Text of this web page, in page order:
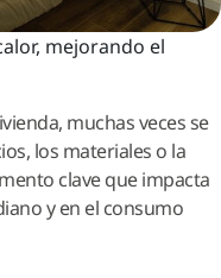
mejorando el
muchas veces se
los materiales o la
clave que impacta
y en el consumo